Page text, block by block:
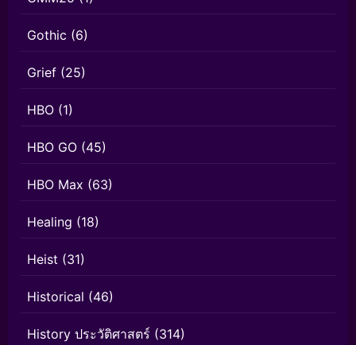
Gothic (6)
Grief (25)
HBO (1)
HBO GO (45)
HBO Max (63)
Healing (18)
Heist (31)
Historical (46)
History ประวัติศาสตร์ (314)